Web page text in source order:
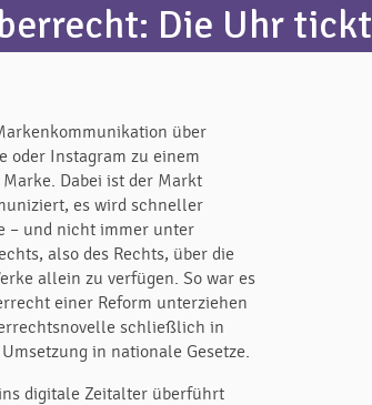
Die Uhr tickt
über
oder Instagram zu einem
Dabei ist der Markt
es wird schneller
– und nicht immer unter
also des Rechts, über die
allein zu verfügen. So war es
einer Reform unterziehen
schließlich in
in nationale Gesetze.
digitale Zeitalter überführt